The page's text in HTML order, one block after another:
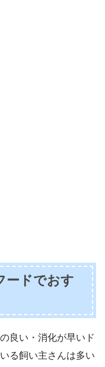
ードでおす
良い・消化が早いド
る飼い主さんは多い